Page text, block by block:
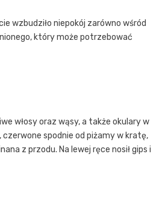
wzbudziło niepokój zarówno wśród
który może potrzebować
włosy oraz wąsy, a także okulary w
spodnie od piżamy w kratę,
z przodu. Na lewej ręce nosił gips i